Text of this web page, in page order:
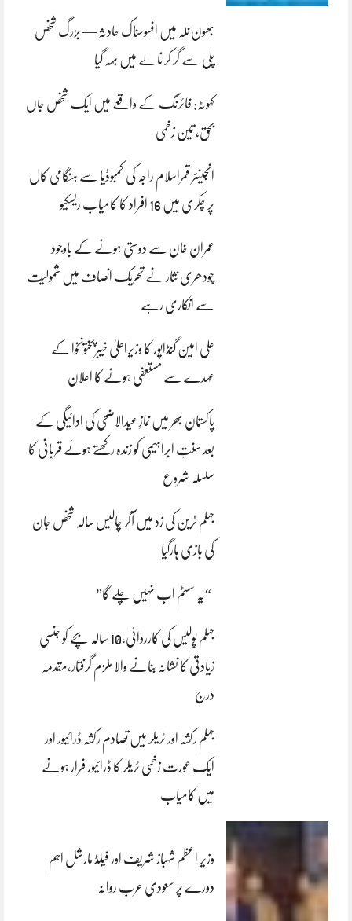
بھون نلہ میں افسوسناک حادثہ — بزرگ شخص
پلی سے گر کر نالے میں بہہ گیا
کہوٹہ: فائرنگ کے واقعے میں ایک شخص جاں
بحق، تین زخمی
انجینئر قمراسلام راجہ کی کمبوڈیا سے ہنگامی کال
پر چکری میں 16 افراد کا کامیاب ریسکیو
عمران خان سے دوستی ہونے کے باوجود
چودھری نثار نے تحریک انصاف میں شمولیت
سے انکاری رہے
علی امین گنڈاپور کا وزیراعلیٰ خیبرپختونخوا کے
عہدے سے مستعفی ہونے کا اعلان
پاکستان بھر میں نمازِ عیدالاضحی کی ادائیگی کے
بعد سنتِ ابراہیمی کو زندہ رکھتے ہوئے قربانی کا
سلسلہ شروع
جہلم ٹرین کی زد میں آکر چالیس سالہ شخص جان
کی بازی ہارگیا
“یہ سسٹم اب نہیں چلے گا”
جہلم پولیس کی کارروائی،10 سالہ بچے کو جنسی
زیادتی کا نشانہ بنانے والا ملزم گرفتار،مقدمہ
درج
جہلم رکشہ اور ٹریلر میں تصادم رکشہ ڈرائیور اور
ایک عورت زخمی ٹریلر کا ڈرائیور فرار ہونے
میں کامیاب
وزیر اعظم شہباز شریف اور فیلڈ مارشل اہم
دورے پر سعودی عرب روانہ